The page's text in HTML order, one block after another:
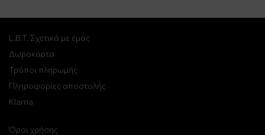
L.B.T. Σχετικά με εμάς
Δωροκάρτα
Τρόποι πληρωμής
Πληροφορίες αποστολής
Klarna
Όροι χρήσης